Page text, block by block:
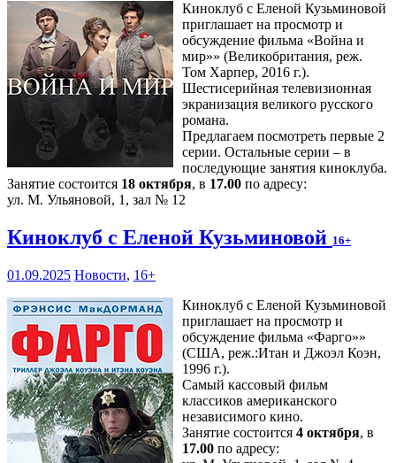
Киноклуб с Еленой Кузьминовой
приглашает на просмотр и
обсуждение фильма «Война и
мир»» (Великобритания, реж.
Том Харпер, 2016 г.).
Шестисерийная телевизионная
экранизация великого русского
романа.
Предлагаем посмотреть первые 2
серии. Остальные серии – в
последующие занятия киноклуба.
Занятие состоится 18 октября, в 17.00 по адресу:
ул. М. Ульяновой, 1, зал № 12
Киноклуб с Еленой Кузьминовой 16+
01.09.2025 Новости, 16+
Киноклуб с Еленой Кузьминовой
приглашает на просмотр и
обсуждение фильма «Фарго»»
(США, реж.:Итан и Джоэл Коэн,
1996 г.).
Самый кассовый фильм
классиков американского
независимого кино.
Занятие состоится 4 октября, в
17.00 по адресу: